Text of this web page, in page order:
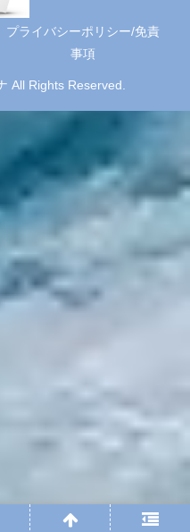
プライバシーポリシー/免責
事項
All Rights Reserved.